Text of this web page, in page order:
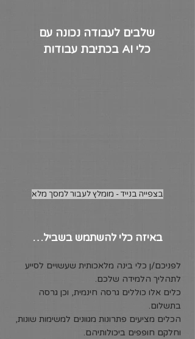
שלבים לעבודה נכונה עם
כלי AI בכתיבת עבודות
בצפייה בנייד - מומלץ לעבור למסך מלא
באיזה כלי להשתמש בשביל…
לפניכם/ן כלי בינה מלאכותית שעשויים לסייע
לתהליך הלמידה שלכם.
כלים אלו כוללים גרסה חינמית, וכן גרסה
בתשלום.
הכלים מציעים פתרונות מגוונים למשימות שונות,
וחלקם חופפים ביכולותיהם.